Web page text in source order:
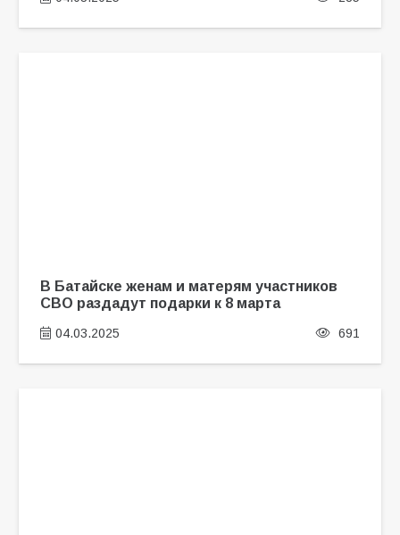
В Батайске женам и матерям участников
СВО раздадут подарки к 8 марта
04.03.2025 691